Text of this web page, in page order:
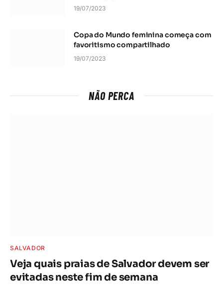
19/07/2023
Copa do Mundo feminina começa com
favoritismo compartilhado
19/07/2023
NÃO PERCA
SALVADOR
Veja quais praias de Salvador devem ser
evitadas neste fim de semana